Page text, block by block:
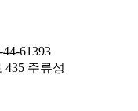
61393
주류성